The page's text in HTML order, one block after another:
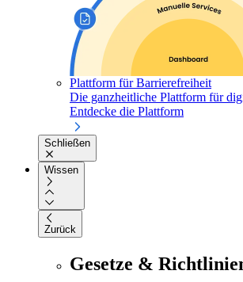
Plattform für Barrierefreiheit
Die ganzheitliche Plattform für
Entdecke die Plattform
Schließen
Wissen
Zurück
Gesetze &